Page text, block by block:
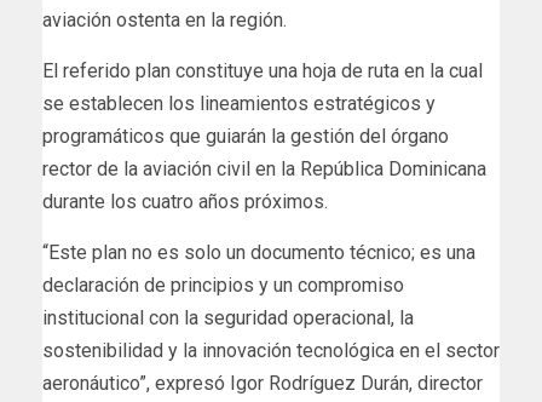
aviación ostenta en la región.
El referido plan constituye una hoja de ruta en la cual
se establecen los lineamientos estratégicos y
programáticos que guiarán la gestión del órgano
rector de la aviación civil en la República Dominicana
durante los cuatro años próximos.
“Este plan no es solo un documento técnico; es una
declaración de principios y un compromiso
institucional con la seguridad operacional, la
sostenibilidad y la innovación tecnológica en el sector
aeronáutico”, expresó Igor Rodríguez Durán, director